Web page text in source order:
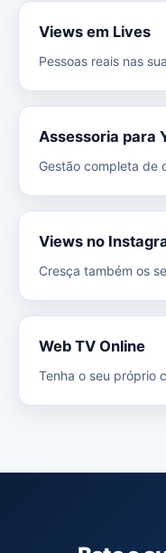
Views em Lives
Pessoas reais nas
Assessoria para
Gestão completa de
Views no
Cresça também os
Web TV Online
Tenha o seu próprio